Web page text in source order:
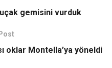
gemisini vurduk
oklar Montella’ya yöneldi